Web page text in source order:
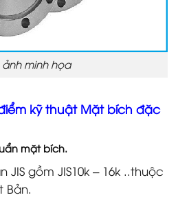
ảnh minh họa
kỹ thuật Mặt bích đặc
mặt bích.
gồm JIS10k – 16k ..thuộc